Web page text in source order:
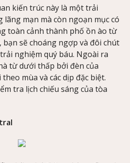
kiến trúc này là một trải
mạn mà còn ngoạn mục có
toàn cảnh thành phố ồn ào từ
bạn sẽ choáng ngợp và đôi chút
nghiệm quý báu. Ngoài ra
từ dưới thấp bởi đèn của
mùa và các dịp đặc biệt.
tra lịch chiếu sáng của tòa